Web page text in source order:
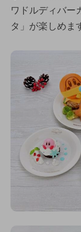
ワドルディバー
タ」が楽しめま